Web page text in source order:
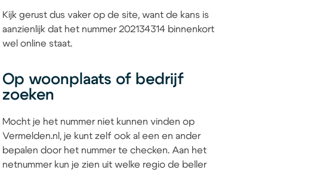
Kijk gerust dus vaker op de site, want de kans is
aanzienlijk dat het nummer 202134314 binnenkort
wel online staat.
Op woonplaats of bedrijf
zoeken
Mocht je het nummer niet kunnen vinden op
Vermelden.nl, je kunt zelf ook al een en ander
bepalen door het nummer te checken. Aan het
netnummer kun je zien uit welke regio de beller